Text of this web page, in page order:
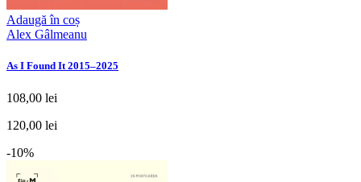
Adaugă în coș
Alex Gâlmeanu
As I Found It 2015–2025
108,00 lei
120,00 lei
-10%